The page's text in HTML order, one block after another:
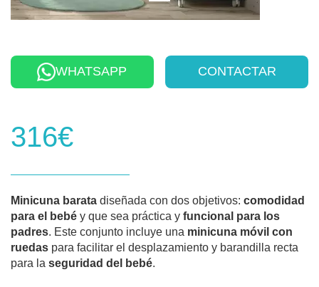
WHATSAPP CONTACTAR
316€
Minicuna barata diseñada con dos objetivos: comodidad
para el bebé y que sea práctica y funcional para los
padres. Este conjunto incluye una minicuna móvil con
ruedas para facilitar el desplazamiento y barandilla recta
para la seguridad del bebé.